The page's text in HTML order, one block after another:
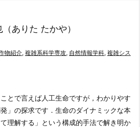
ありた たかや）
物紹介, 複雑系科学専攻, 自然情報学科, 複雑シス
とで言えば人工生命ですが，わかりやす
」の探求です．生命のダイナミックな本
理解する」という構成的手法で解き明か